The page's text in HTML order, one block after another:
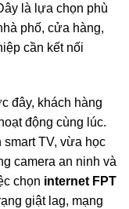
là lựa chọn phù
phố, cửa hàng,
cần kết nối
đây, khách hàng
động cùng lúc.
smart TV, vừa học
camera an ninh và
chọn internet FPT
giật lag, mạng